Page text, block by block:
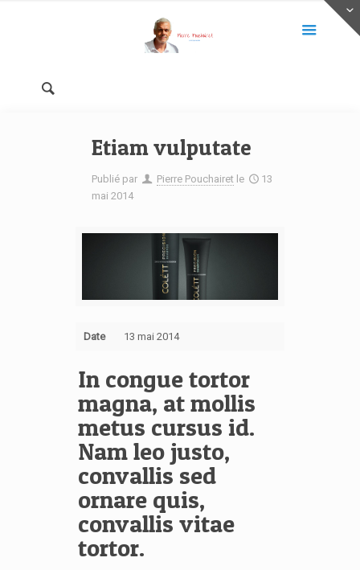
Etiam vulputate
Publié par Pierre Pouchairet le
13
mai 2014
Date 13 mai 2014
In congue tortor
magna, at mollis
metus cursus id.
Nam leo justo,
convallis sed
ornare quis,
convallis vitae
tortor.